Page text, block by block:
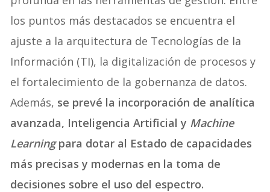
los puntos más destacados se encuentra el
ajuste a la arquitectura de Tecnologías de la
Información (TI), la digitalización de procesos y
el fortalecimiento de la gobernanza de datos.
Además, se prevé la incorporación de analítica
avanzada, Inteligencia Artificial y Machine
Learningpara dotar al Estado de capacidades
más precisas y modernas en la toma de
decisiones sobre el uso del espectro.